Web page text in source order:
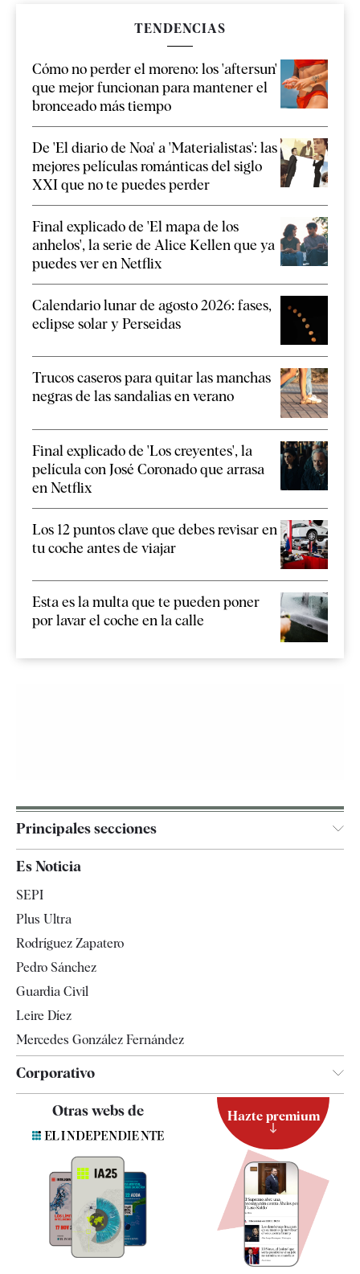
TENDENCIAS
Cómo no perder el moreno: los 'aftersun'
que mejor funcionan para mantener el
bronceado más tiempo
De 'El diario de Noa' a 'Materialistas': las
mejores películas románticas del siglo
XXI que no te puedes perder
Final explicado de 'El mapa de los
anhelos', la serie de Alice Kellen que ya
puedes ver en Netflix
Calendario lunar de agosto 2026: fases,
eclipse solar y Perseidas
Trucos caseros para quitar las manchas
negras de las sandalias en verano
Final explicado de 'Los creyentes', la
película con José Coronado que arrasa
en Netflix
Los 12 puntos clave que debes revisar en
tu coche antes de viajar
Esta es la multa que te pueden poner
por lavar el coche en la calle
Principales secciones
España
Televisión
Es Noticia
SEPI
Plus Ultra
Rodríguez Zapatero
Pedro Sánchez
Guardia Civil
Leire Díez
Mercedes González Fernández
Corporativo
Contacto
Quiénes somos
Especificaciones
Otras webs de Hazte premium